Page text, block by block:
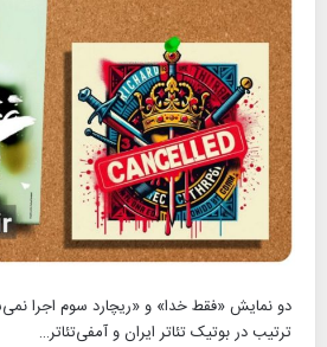
دو نمایش «فقط خدا» و «ریچارد سوم اجرا
ترتیب در بوتیک تئاتر ایران و آمفی‌تئاتر…